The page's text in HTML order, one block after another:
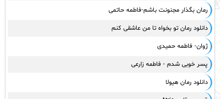
رمان بگذار مجنونت باشم-فاطمه حاتمی
دانلود رمان تو بخواه تا من عاشقی کنم
ژوان- فاطمه حمیدی
پسر خوبی شدم - فاطمه زارعی
دانلود رمان هیولا